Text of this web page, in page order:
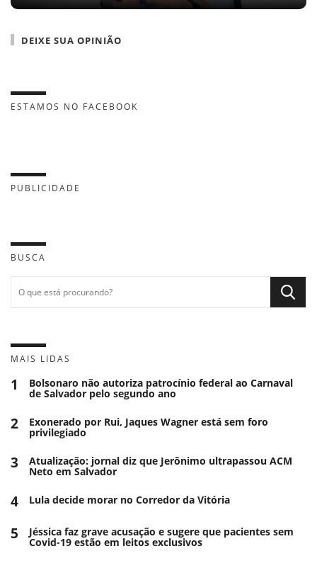
DEIXE SUA OPINIÃO
ESTAMOS NO FACEBOOK
PUBLICIDADE
BUSCA
MAIS LIDAS
1 Bolsonaro não autoriza patrocínio federal ao Carnaval
de Salvador pelo segundo ano
2 Exonerado por Rui, Jaques Wagner está sem foro
privilegiado
3 Atualização: jornal diz que Jerônimo ultrapassou ACM
Neto em Salvador
4 Lula decide morar no Corredor da Vitória
5 Jéssica faz grave acusação e sugere que pacientes sem
Covid-19 estão em leitos exclusivos